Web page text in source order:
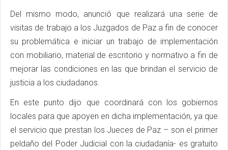
Del mismo modo, anunció que realizará una serie de
visitas de trabajo a los Juzgados de Paz a fin de conocer
su problemática e iniciar un trabajo de implementación
con mobiliario, material de escritorio y normativo a fin de
mejorar las condiciones en las que brindan el servicio de
justicia a los ciudadanos.
En este punto dijo que coordinará con los gobiernos
locales para que apoyen en dicha implementación, ya que
el servicio que prestan los Jueces de Paz – son el primer
peldaño del Poder Judicial con la ciudadanía- es gratuito